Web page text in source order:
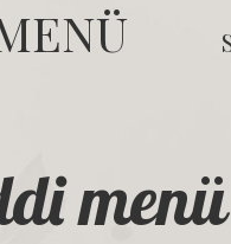
menü